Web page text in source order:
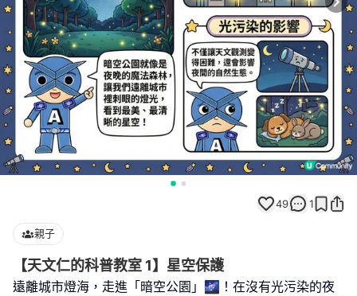
49 1
親子
【天文仁的科普教室 1】星空保護
遠離城市燈海，走進「暗空公園」🌌！在沒有光污染的夜